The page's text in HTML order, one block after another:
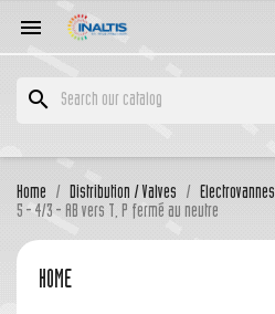

search
Home Distribution / Valves Electrovannes
5 - 4/3 - AB vers T, P fermé au neutre
HOME